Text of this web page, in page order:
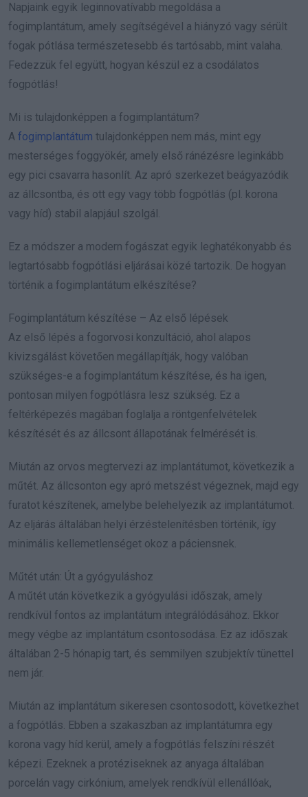
Napjaink egyik leginnovatívabb megoldása a
fogimplantátum, amely segítségével a hiányzó vagy sérült
fogak pótlása természetesebb és tartósabb, mint valaha.
Fedezzük fel együtt, hogyan készül ez a csodálatos
fogpótlás!
Mi is tulajdonképpen a fogimplantátum?
A fogimplantátum tulajdonképpen nem más, mint egy
mesterséges foggyökér, amely első ránézésre leginkább
egy pici csavarra hasonlít. Az apró szerkezet beágyazódik
az állcsontba, és ott egy vagy több fogpótlás (pl. korona
vagy híd) stabil alapjául szolgál.
Ez a módszer a modern fogászat egyik leghatékonyabb és
legtartósabb fogpótlási eljárásai közé tartozik. De hogyan
történik a fogimplantátum elkészítése?
Fogimplantátum készítése – Az első lépések
Az első lépés a fogorvosi konzultáció, ahol alapos
kivizsgálást követően megállapítják, hogy valóban
szükséges-e a fogimplantátum készítése, és ha igen,
pontosan milyen fogpótlásra lesz szükség. Ez a
feltérképezés magában foglalja a röntgenfelvételek
készítését és az állcsont állapotának felmérését is.
Miután az orvos megtervezi az implantátumot, következik a
műtét. Az állcsonton egy apró metszést végeznek, majd egy
furatot készítenek, amelybe belehelyezik az implantátumot.
Az eljárás általában helyi érzéstelenítésben történik, így
minimális kellemetlenséget okoz a páciensnek.
Műtét után: Út a gyógyuláshoz
A műtét után következik a gyógyulási időszak, amely
rendkívül fontos az implantátum integrálódásához. Ekkor
megy végbe az implantátum csontosodása. Ez az időszak
általában 2-5 hónapig tart, és semmilyen szubjektív tünettel
nem jár.
Miután az implantátum sikeresen csontosodott, következhet
a fogpótlás. Ebben a szakaszban az implantátumra egy
korona vagy híd kerül, amely a fogpótlás felszíni részét
képezi. Ezeknek a protéziseknek az anyaga általában
porcelán vagy cirkónium, amelyek rendkívül ellenállóak,